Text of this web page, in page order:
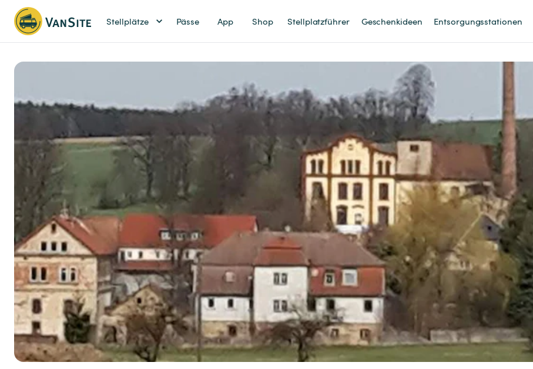
Stellplätze Pässe App Shop Stellplatzführer Geschenkideen Entsorgungsstationen